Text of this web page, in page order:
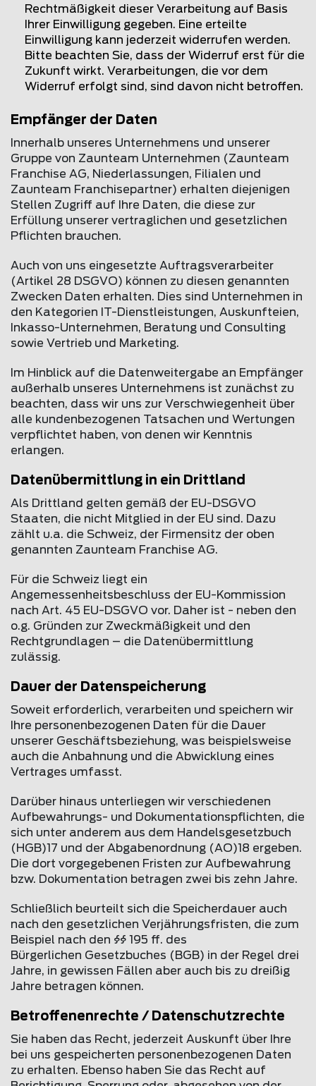
Rechtmäßigkeit dieser Verarbeitung auf Basis
Ihrer Einwilligung gegeben. Eine erteilte
Einwilligung kann jederzeit widerrufen werden.
Bitte beachten Sie, dass der Widerruf erst für die
Zukunft wirkt. Verarbeitungen, die vor dem
Widerruf erfolgt sind, sind davon nicht betroffen.
Empfänger der Daten
Innerhalb unseres Unternehmens und unserer
Gruppe von Zaunteam Unternehmen (Zaunteam
Franchise AG, Niederlassungen, Filialen und
Zaunteam Franchisepartner) erhalten diejenigen
Stellen Zugriff auf Ihre Daten, die diese zur
Erfüllung unserer vertraglichen und gesetzlichen
Pflichten brauchen.
Auch von uns eingesetzte Auftragsverarbeiter
(Artikel 28 DSGVO) können zu diesen genannten
Zwecken Daten erhalten. Dies sind Unternehmen in
den Kategorien IT-Dienstleistungen, Auskunfteien,
Inkasso-Unternehmen, Beratung und Consulting
sowie Vertrieb und Marketing.
Im Hinblick auf die Datenweitergabe an Empfänger
außerhalb unseres Unternehmens ist zunächst zu
beachten, dass wir uns zur Verschwiegenheit über
alle kundenbezogenen Tatsachen und Wertungen
verpflichtet haben, von denen wir Kenntnis
erlangen.
Datenübermittlung in ein Drittland
Als Drittland gelten gemäß der EU-DSGVO
Staaten, die nicht Mitglied in der EU sind. Dazu
zählt u.a. die Schweiz, der Firmensitz der oben
genannten Zaunteam Franchise AG.
Für die Schweiz liegt ein
Angemessenheitsbeschluss der EU-Kommission
nach Art. 45 EU-DSGVO vor. Daher ist - neben den
o.g. Gründen zur Zweckmäßigkeit und den
Rechtgrundlagen – die Datenübermittlung
zulässig.
Dauer der Datenspeicherung
Soweit erforderlich, verarbeiten und speichern wir
Ihre personenbezogenen Daten für die Dauer
unserer Geschäftsbeziehung, was beispielsweise
auch die Anbahnung und die Abwicklung eines
Vertrages umfasst.
Darüber hinaus unterliegen wir verschiedenen
Aufbewahrungs- und Dokumentationspflichten, die
sich unter anderem aus dem Handelsgesetzbuch
(HGB)17 und der Abgabenordnung (AO)18 ergeben.
Die dort vorgegebenen Fristen zur Aufbewahrung
bzw. Dokumentation betragen zwei bis zehn Jahre.
Schließlich beurteilt sich die Speicherdauer auch
nach den gesetzlichen Verjährungsfristen, die zum
Beispiel nach den §§ 195 ff. des
Bürgerlichen Gesetzbuches (BGB) in der Regel drei
Jahre, in gewissen Fällen aber auch bis zu dreißig
Jahre betragen können.
Betroffenenrechte / Datenschutzrechte
Sie haben das Recht, jederzeit Auskunft über Ihre
bei uns gespeicherten personenbezogenen Daten
zu erhalten. Ebenso haben Sie das Recht auf